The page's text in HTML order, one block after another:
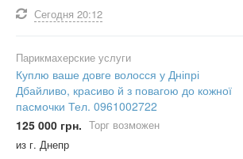
Сегодня 20:12
Парикмахерские услуги
Куплю ваше довге волосся у Дніпрі
Дбайливо, красиво й з повагою до кожної
пасмочки Тел. 0961002722
125 000 грн. Торг возможен
из г. Днепр